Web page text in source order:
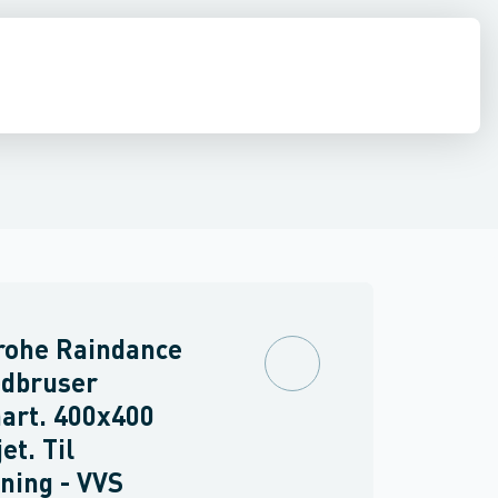
Raindance
400x400
Til
- VVS